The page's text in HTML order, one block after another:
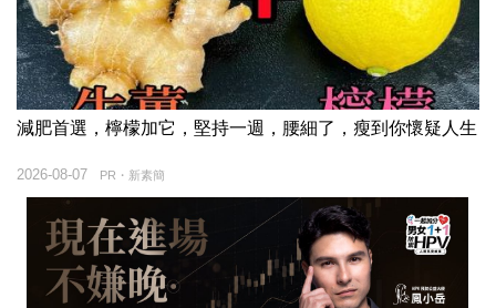
減肥首選，檸檬加它，堅持一週，腰細了，瘦到你懷疑人生
PR・新素簡
2026-08-07